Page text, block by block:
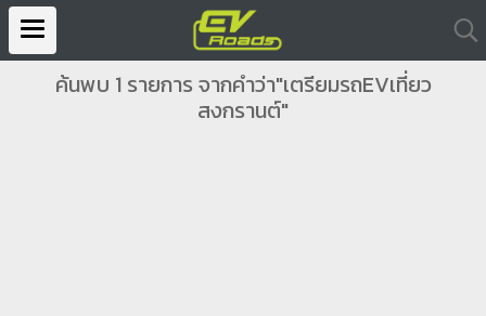
ค้นพบ 1 รายการ จากคำว่า"เตรียมรถEVเที่ยว
สงกรานต์"